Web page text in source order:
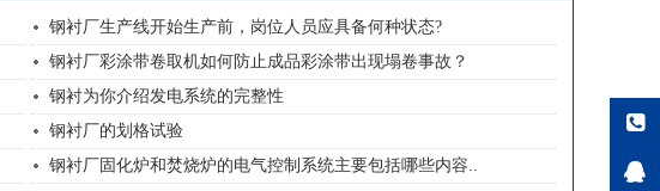
钢衬厂生产线开始生产前，岗位人员应具备何种状态?
钢衬厂彩涂带卷取机如何防止成品彩涂带出现塌卷事故？
钢衬为你介绍发电系统的完整性
钢衬厂的划格试验
钢衬厂固化炉和焚烧炉的电气控制系统主要包括哪些内容..